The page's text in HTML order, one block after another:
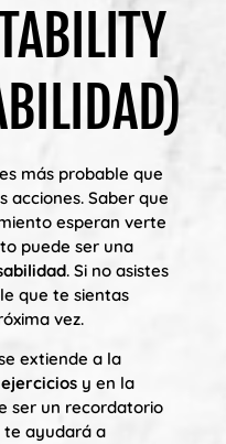
más probable que
acciones. Saber que
esperan verte
puede ser una
. Si no asistes
que te sientas
vez.
extiende a la
y en la
ser un recordatorio
te ayudará a